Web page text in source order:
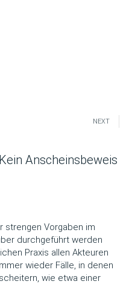
NEXT
Anscheinsbeweis
strengen Vorgaben im
durchgeführt werden
Praxis allen Akteuren
wieder Fälle, in denen
wie etwa einer